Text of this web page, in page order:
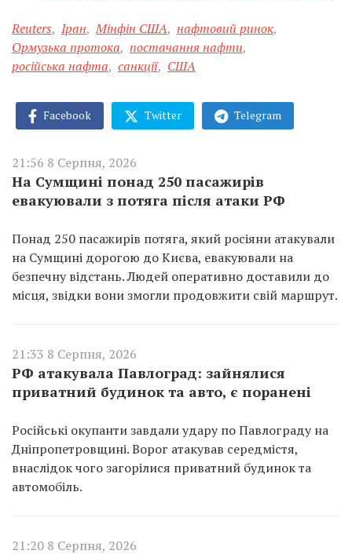
Reuters, Іран, Мінфін США, нафтовий ринок,
Ормузька протока, постачання нафти,
російська нафта, санкції, США
Facebook Twitter Telegram
21:56 8 Серпня, 2026
На Сумщині понад 250 пасажирів
евакуювали з потяга після атаки РФ
Понад 250 пасажирів потяга, який росіяни атакували
на Сумщині дорогою до Києва, евакуювали на
безпечну відстань. Людей оперативно доставили до
місця, звідки вони змогли продовжити свій маршрут.
21:33 8 Серпня, 2026
РФ атакувала Павлоград: зайнялися
приватний будинок та авто, є поранені
Російські окупанти завдали удару по Павлограду на
Дніпропетровщині. Ворог атакував середмістя,
внаслідок чого загорілися приватний будинок та
автомобіль.
21:20 8 Серпня, 2026